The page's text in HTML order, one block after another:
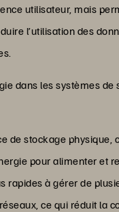
utilisateur, mais
l’utilisation des
dans les systèmes de
de stockage physique,
pour alimenter et
rapides à gérer de
ce qui réduit la